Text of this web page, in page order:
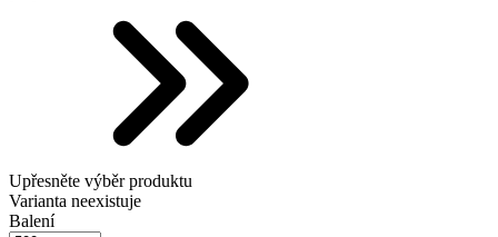
Upřesněte výběr produktu
Varianta neexistuje
Balení